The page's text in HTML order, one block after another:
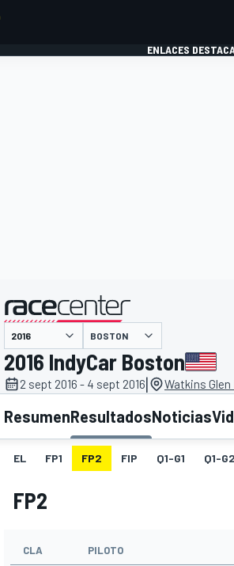
INDYCAR WRC
ENLACES
presentado por
BOSTON
2016 IndyCar Boston
2 sept 2016 - 4 sept 2016| Watkins
ResumenResultadosNoticias
EL FP1 FP2 FIP Q1-G1 Q1-G2
FP2
CLA PILOTO